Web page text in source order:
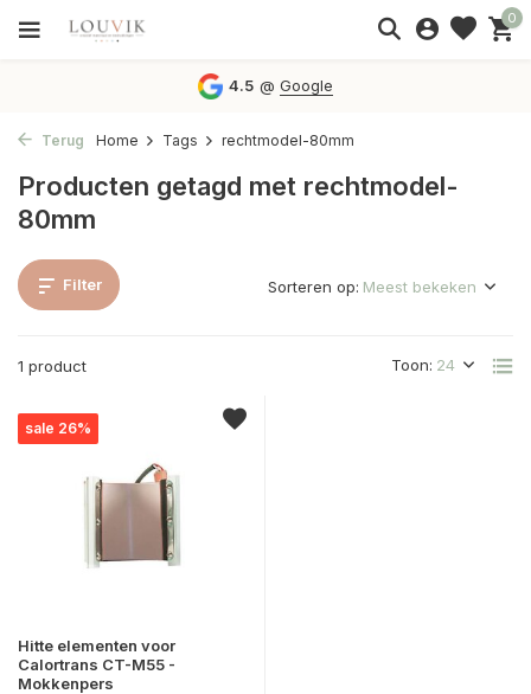
0
4.5 @Google
Terug Home Tags rechtmodel-80mm
Producten getagd met rechtmodel-
80mm
Filter
1 product Toon:
Sorteren op:
sale 26%
Hitte elementen voor
Calortrans CT-M55 -
Mokkenpers